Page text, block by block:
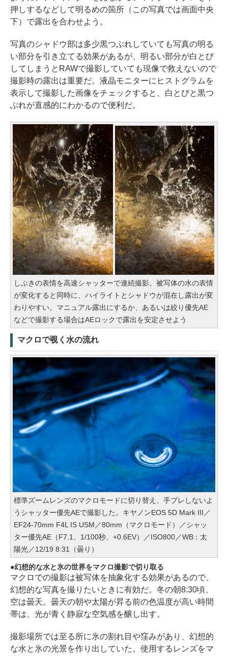
押しするなどして明るめの箇所（この写真では画面中央
下）で露出を合わせよう。
写真のシャドウ部は多少黒つぶれしていても写真の明る
い部分を引き立てる効果があるが、明るい部分が白とび
してしまうとRAWで撮影していても現像で救えないので
撮影時の露出は重要だ。液晶モニターにヒストグラムを
表示して撮影した画像をチェックすると、白とびと黒つ
ぶれが直感的にわかるので便利だ。
しぶきの表情を高速シャッターで連続撮影。被写体の水の表情
が変化すると同時に、ハイライトとシャドウが混在し露出が変
わりやすい。マニュアル露出にするか、あるいは絞り優先AE
などで撮影する場合はAEロックで露出を安定させよう
マクロで覗く水の流れ
標準ズームレンズのマクロモードに切り替え、手ブレしないよ
うシャッター優先AEで撮影した。キヤノンEOS 5D Mark III／
EF24-70mm F4L IS USM／80mm（マクロモード）／シャッ
ター優先AE（F7.1、1/100秒、+0.6EV）／ISO800／WB：太
陽光／12/19 8:31（曇り）
幻想的な水と氷の世界をマクロ撮影で切り取る
マクロでの撮影は被写体を抽象化する効果があるので、
幻想的な写真を撮りたいときに有効だ。冬の朝8:30頃、
空は曇天。曇天の朝や太陽が昇る前の色温度が高い時間
帯は、光が青く静寂な空気感を醸し出す。
撮影場所では至る所に氷の割れ目や窪みがあり、幻想的
な水と氷の光景を作り出していた。使用するレンズをマ